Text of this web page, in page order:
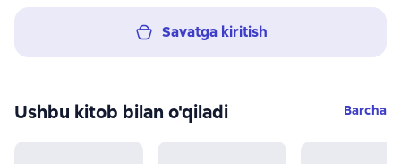
Savatga kiritish
Ushbu kitob bilan o'qiladi Barcha